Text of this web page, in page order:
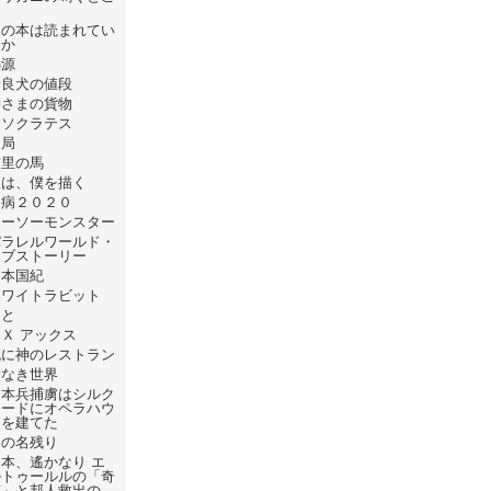
本は読まれてい
犬の値段
まの貨物
クラテス
の馬
、僕を描く
２０２０
ソーモンスター
レルワールド・
ストーリー
国紀
イトラビット
アックス
神のレストラン
き世界
兵捕虜はシルク
ドにオペラハウ
建てた
名残り
、遙かなり エ
ゥールルの「奇